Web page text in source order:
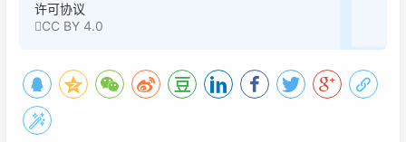
许可协议
CC BY 4.0